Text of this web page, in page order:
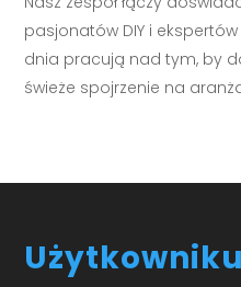
pasjonatów DIY i
dnia pracują nad tym, by
świeże spojrzenie na